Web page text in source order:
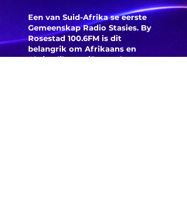
Een van Suid-Afrika se eerste
Gemeenskap Radio Stasies. By
Rosestad 100.6FM is dit
belangrik om Afrikaans en
Christelik georiënteerd te wees.